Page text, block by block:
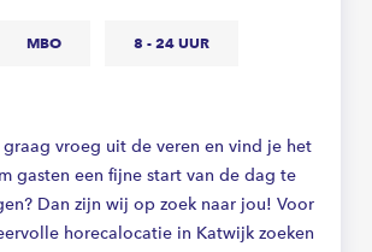
MBO 8 - 24 UUR
graag vroeg uit de veren en vind je het
gasten een fijne start van de dag te
Dan zijn wij op zoek naar jou! Voor
horecalocatie in Katwijk zoeken